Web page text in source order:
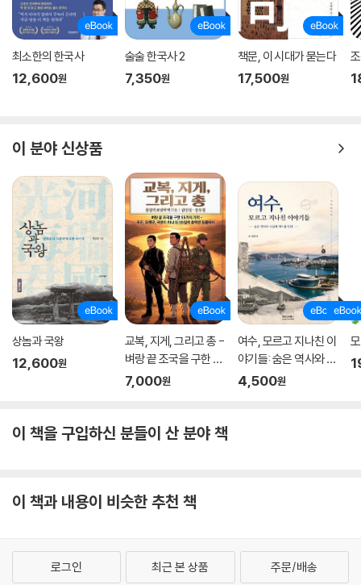
군사적 조건에 최적화된 방어 체제와 이를 뒷받침할 특성화된 무기 체계를
갖출 것을 건의했다. 특히 병자호란 당시 황해도와 평안도의 곧고 평탄한
도로를 타고 후금의 기병이 빠르게 남하한 데 반해, 조선의 방어 체계는 산
성 위주여서 속수무책으로 당할 수밖에 없었던 뼈아픈 역사적 사실을 조목
조목 반영했다.
의한 부분은 『상두지』의 백미라 할 수 있다. 이덕리는 한 해 1만 근의 차 생
고도 1년에 순수익으로 8만 냥 이상을 얻을 수 있다고 보았다. 나아가 해마
다 생산량을 늘려 100만 근의 차를 채취하면 1년에 800만 냥을 얻게 된다
고 했다. 가난한 백성의 생계에도 도움이 되고 국가는 막대한 수익을 창출
하게 되므로, 이를 국방 비용으로 지출하면 그야말로 국방 재정의 기반을
일거에 바꿀 수 있는 획기적인 기획이 아니겠느냐고 역설했다. 하지만 이
덕리의 제안은 안타깝게도 조선 사회에서 아무런 반향도 일으키지 못한 채
잊히고 말았다. 오히려 130여 년이 지난 1925년 식민지 조선에 들어온 일
본인들이 이 가능성을 재조명했고, 1940년 태평양전쟁 당시 보성 차밭에
서 4만 개의 떡차를 생산해 몽골 전장에 납품하기도 했다. 조선에 들어온
지 몇십 년도 되지 않은 일본인들이 금방 알아챌 만큼 조선의 차가 지닌 잠
재적 부가가치가 높았기에, 이덕리의 주장이 공론에 그치고 만 역사는 더
영남과 호남에는 곳곳에 차가 있다. 만약 한 말의 쌀을 1근의 차로 대납하
인쇄해서 붙여둔 가격과 같이 1냥의 차에서 2전의 은을 받으면 10만 근의
차로 2만 근의 은을 얻을 수 있고, 돈으로는 60만 전이 된다. 이 돈이면 한
田]」 중에서(69~70쪽))
최소한의 한국사
12,600원
술술 한국사 2
7,350원
책문, 이 시대가 묻는다
17,500원
이 분야 신상품
상놈과 국왕
12,600원
교복, 지게, 그리고 총 -
벼랑 끝 조국을 구한 5
5가지 기적!
7,000원
여수, 모르고 지나친 이
야기들: 숨은 역사와 지
금의 여수를 잇다
4,500원
이 책을 구입하신 분들이 산 분야 책
이 책과 내용이 비슷한 추천 책
로그인 최근 본 상품 주문/배송